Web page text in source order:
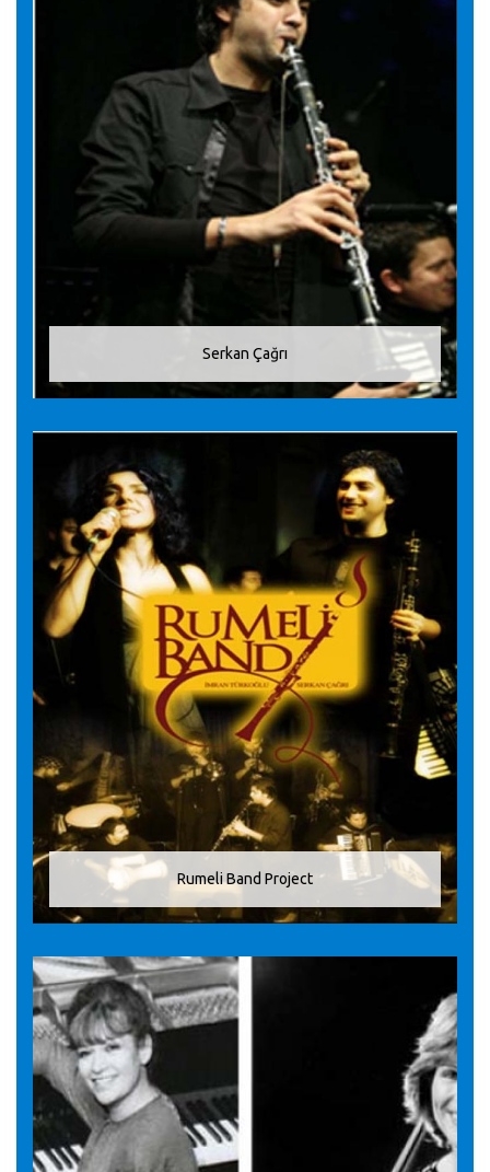
Serkan Çağrı
Rumeli Band Project